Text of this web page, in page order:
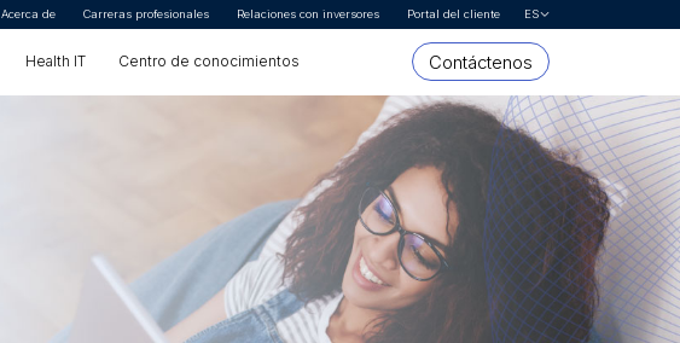
Acerca de Carreras profesionales Relaciones con inversores Portal del cliente ES
Health IT Centro de conocimientos Contáctenos
Hablemos
* Apellido
Nombre de la organización o empresa
* Dirección de correo electrónico
* País * Interesado en